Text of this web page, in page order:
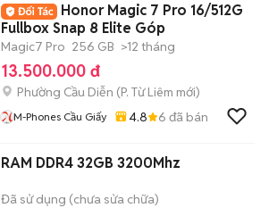
Honor Magic 7 Pro 16/512G
Fullbox Snap 8 Elite Góp
Magic7 Pro 256 GB >12 tháng
13.500.000 đ
Phường Cầu Diễn (P. Từ Liêm mới)
M-Phones Cầu Giấy 4.8 6 đã bán
RAM DDR4 32GB 3200Mhz
Đã sử dụng (chưa sửa chữa)